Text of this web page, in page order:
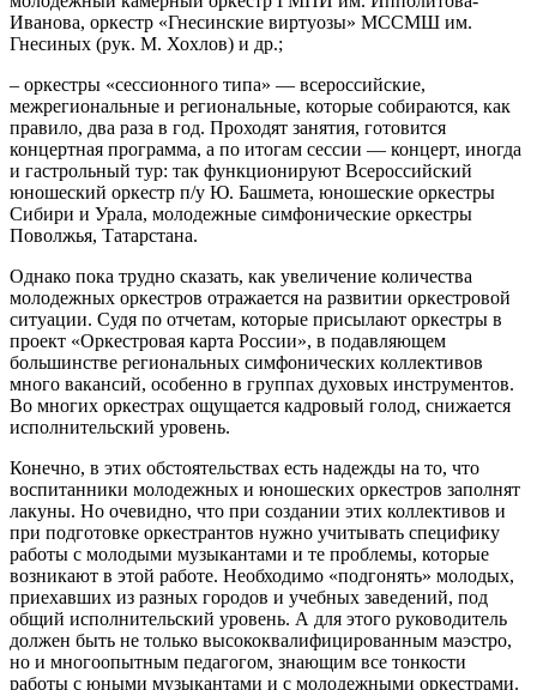
Иванова, оркестр «Гнесинские виртуозы» МССМШ им.
Гнесиных (рук. М. Хохлов) и др.;
– оркестры «сессионного типа» — всероссийские,
межрегиональные и региональные, которые собираются, как
правило, два раза в год. Проходят занятия, готовится
концертная программа, а по итогам сессии — концерт, иногда
и гастрольный тур: так функционируют Всероссийский
юношеский оркестр п/у Ю. Башмета, юношеские оркестры
Сибири и Урала, молодежные симфонические оркестры
Поволжья, Татарстана.
Однако пока трудно сказать, как увеличение количества
молодежных оркестров отражается на развитии оркестровой
ситуации. Судя по отчетам, которые присылают оркестры в
проект «Оркестровая карта России», в подавляющем
большинстве региональных симфонических коллективов
много вакансий, особенно в группах духовых инструментов.
Во многих оркестрах ощущается кадровый голод, снижается
исполнительский уровень.
Конечно, в этих обстоятельствах есть надежды на то, что
воспитанники молодежных и юношеских оркестров заполнят
лакуны. Но очевидно, что при создании этих коллективов и
при подготовке оркестрантов нужно учитывать специфику
работы с молодыми музыкантами и те проблемы, которые
возникают в этой работе. Необходимо «подгонять» молодых,
приехавших из разных городов и учебных заведений, под
общий исполнительский уровень. А для этого руководитель
должен быть не только высококвалифицированным маэстро,
но и многоопытным педагогом, знающим все тонкости
работы с юными музыкантами и с молодежными оркестрами.